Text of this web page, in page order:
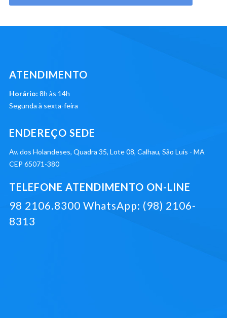
ATENDIMENTO
Horário: 8h às 14h
Segunda à sexta-feira
ENDEREÇO SEDE
Av. dos Holandeses, Quadra 35, Lote 08, Calhau, São Luís - MA
CEP 65071-380
TELEFONE ATENDIMENTO ON-LINE
98 2106.8300 WhatsApp: (98) 2106-
8313